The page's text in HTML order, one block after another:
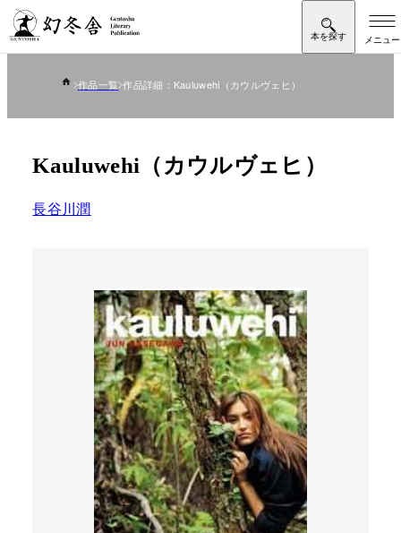
作品一覧 作品詳細：Kauluwehi（カウルヴェヒ）
Kauluwehi（カウルヴェヒ）
長谷川潤